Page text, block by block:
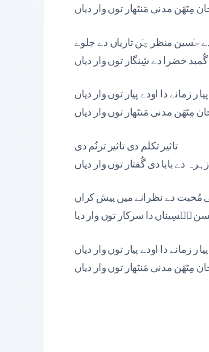
مِٹھَن مدنی مَنٹھار توں وار دیاں
حٙسین منظر چٙن تاریاں دے جلوے
خضرا دے شِنگار توں وار دیاں
ر زمانے دا اودے پیار توں وار دیاں
مِٹھَن مدنی مَنٹھار توں وار دیاں
تاثیر تکلم دی تاثیر ترنُم دی
دے بابا دی گُفتار توں وار دیاں
مُحبت دے نظرانے میں پیش کراں
حٙسِیناں دا سرکار توں وار دیا
ر زمانے دا اودے پیار توں وار دیاں
مِٹھَن مدنی مَنٹھار توں وار دیاں